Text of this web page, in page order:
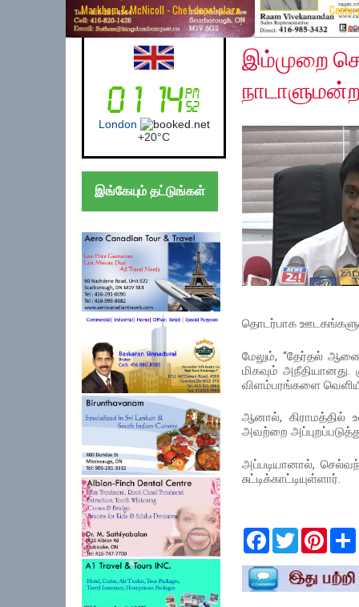
Markham & McNicoll - Chef depot plaza
Australia (Sydney)
Sydney
+17°C
இங்கேயும் தட்டுங்கள்
Saturday, June 27,
இம்முறை
தொடர்பாக
மேலும், “தேர்தல்
மிகவும்
விளம்பரங்களை
ஆனால், கிராமத்தில்
அவற்றை
அப்படியானால்,
சுட்டிக்காட்டியுள்ளார்.
F
e
b
T
w
t
t
P
t
e
r